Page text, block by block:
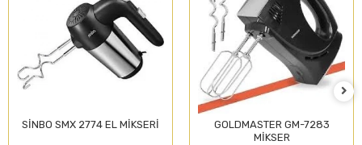
SİNBO SMX 2774 EL MİKSERİ
GOLDMASTER GM-7283
MİKSER